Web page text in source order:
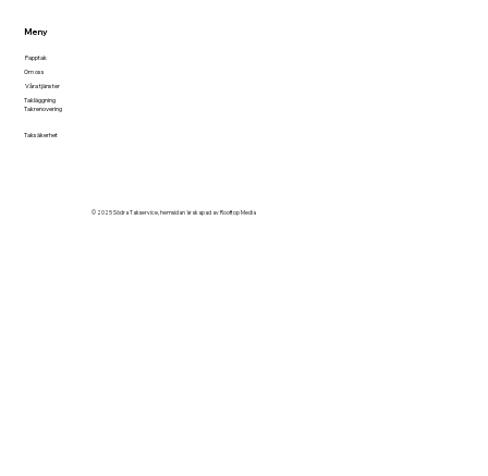
Meny
Papptak
Om oss
Våra tjänster
Takläggning
Takrenovering
Taksäkerhet
© 2025 Södra Takservice, hemsidan är skapad avRooftop Media